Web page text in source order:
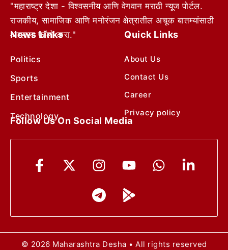
"महाराष्ट्र देशा - विश्वसनीय आणि वेगवान मराठी न्यूज पोर्टल.
राजकीय, सामाजिक आणि मनोरंजन क्षेत्रातील अचूक बातम्यांसाठी
आम्हाला फॉलो करा."
News Links
Politics
Sports
Entertainment
Technology
Quick Links
About Us
Contact Us
Career
Privacy policy
Follow Us On Social Media
© 2026 Maharashtra Desha • All rights reserved